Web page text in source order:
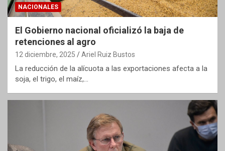
NACIONALES
El Gobierno nacional oficializó la baja de
retenciones al agro
12 diciembre, 2025 Ariel Ruiz Bustos
La reducción de la alícuota a las exportaciones afecta a la
soja, el trigo, el maíz,…